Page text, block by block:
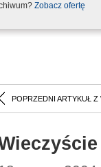
Zobacz ofertę
POPRZEDNI ARTYKUŁ Z